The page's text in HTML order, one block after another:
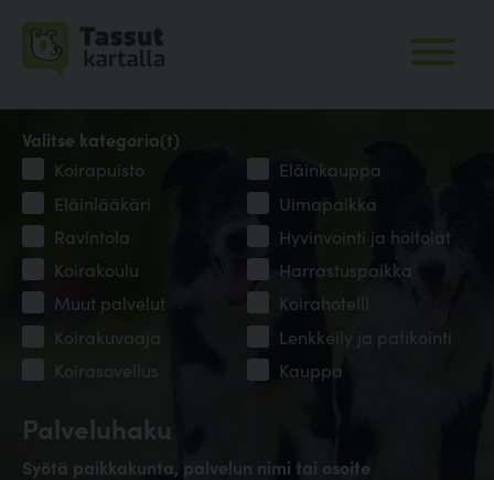
Palveluhaku
Syötä paikkakunta, palvelun nimi tai osoite
Valitse kategoria(t)
Koirapuisto
Eläinkauppa
Eläinlääkäri
Uimapaikka
Ravintola
Hyvinvointi ja hoitolat
Koirakoulu
Harrastuspaikka
Muut palvelut
Koirahotelli
Koirakuvaaja
Lenkkeily ja patikointi
Koirasovellus
Kauppa